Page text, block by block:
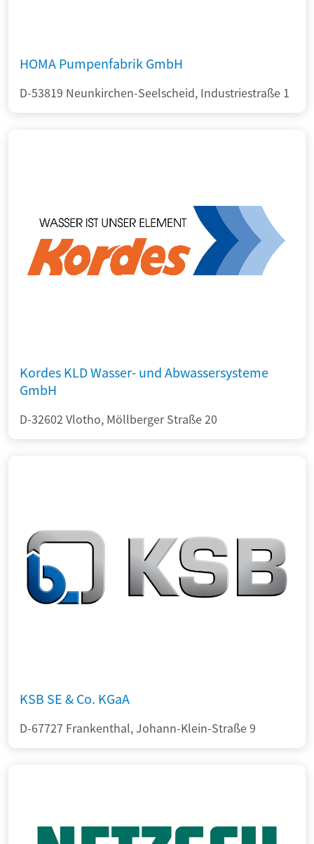
HOMA Pumpenfabrik GmbH
D-53819 Neunkirchen-Seelscheid, Industriestraße 1
Kordes KLD Wasser- und Abwassersysteme
GmbH
D-32602 Vlotho, Möllberger Straße 20
KSB SE & Co. KGaA
D-67727 Frankenthal, Johann-Klein-Straße 9